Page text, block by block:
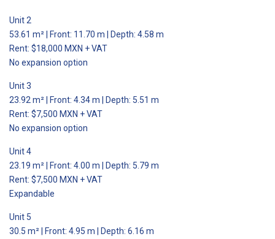
Unit 2
53.61 m² | Front: 11.70 m | Depth: 4.58 m
Rent: $18,000 MXN + VAT
No expansion option
Unit 3
23.92 m² | Front: 4.34 m | Depth: 5.51 m
Rent: $7,500 MXN + VAT
No expansion option
Unit 4
23.19 m² | Front: 4.00 m | Depth: 5.79 m
Rent: $7,500 MXN + VAT
Expandable
Unit 5
30.5 m² | Front: 4.95 m | Depth: 6.16 m